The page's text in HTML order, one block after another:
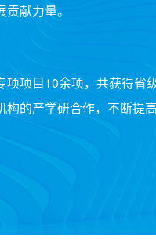
献力量。
项目10余项，共获得省
的产学研合作，不断提